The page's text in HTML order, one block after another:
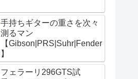
手持ちギターの重さを次々
測るマン
【Gibson|PRS|Suhr|Fender
】
フェラーリ296GTS試